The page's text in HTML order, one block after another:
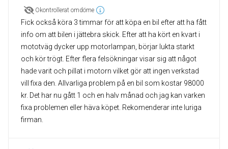
Okontrollerat omdöme
Fick också köra 3 timmar för att köpa en bil efter att ha fått
info om att bilen i jättebra skick. Efter att ha kört en kvart i
mototväg dycker upp motorlampan, börjar lukta starkt
och kör trögt. Efter flera felsökningar visar sig att något
hade varit och pillat i motorn vilket gör att ingen verkstad
vill fixa den. Allvarliga problem på en bil som kostar 98000
kr. Det har nu gått 1 och en halv månad och jag kan varken
fixa problemen eller häva köpet. Rekomenderar inte luriga
firman.